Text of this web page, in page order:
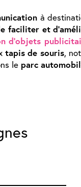
à
faciliter et
d'objets
tapis de souris,
le parc